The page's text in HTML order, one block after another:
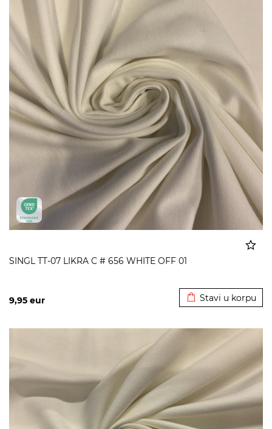
SINGL TT-07 LIKRA C # 656 WHITE OFF 01
9,95 eur Stavi u korpu